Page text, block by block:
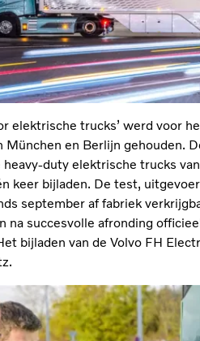
elektrische trucks’ werd voor
München en Berlijn gehouden.
duty elektrische trucks
keer bijladen. De test,
september af fabriek
na succesvolle afronding
bijladen van de Volvo FH